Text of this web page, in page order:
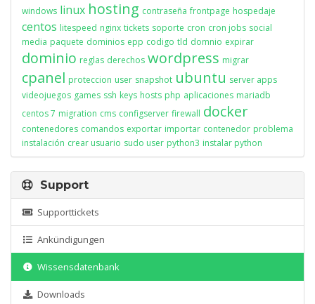
windows linux hosting contraseña frontpage hospedaje
centos litespeed nginx tickets soporte cron cron jobs social
media paquete dominios epp codigo tld domnio expirar
dominio reglas derechos wordpress migrar
cpanel proteccion user snapshot ubuntu server apps
videojuegos games ssh keys hosts php aplicaciones mariadb
centos 7 migration cms configserver firewall docker
contenedores comandos exportar importar contenedor problema
instalación crear usuario sudo user python3 instalar python
Support
Supporttickets
Ankündigungen
Wissensdatenbank
Downloads